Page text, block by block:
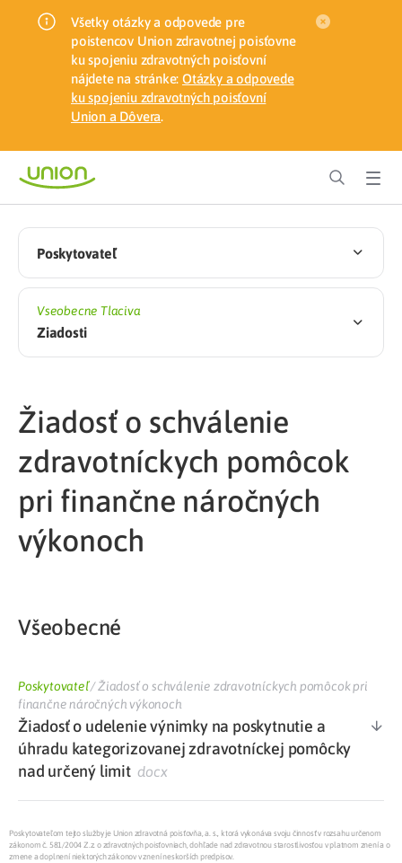
Všetky otázky a odpovede pre
poistencov Union zdravotnej poisťovne
ku spojeniu zdravotných poisťovní
nájdete na stránke: Otázky a odpovede
ku spojeniu zdravotných poisťovní
Union a Dôvera.
Poskytovateľ
Vseobecne Tlaciva
Ziadosti
Žiadosť o schválenie
zdravotníckych pomôcok
pri finančne náročných
výkonoch
Všeobecné
Poskytovateľ/Žiadosť o schválenie zdravotníckych pomôcok pri
finančne náročných výkonoch
Žiadosť o udelenie výnimky na poskytnutie a
úhradu kategorizovanej zdravotníckej pomôcky
nad určený limitdocx
Poskytovateľom tejto služby je Union zdravotná poisťovňa, a. s., ktorá vykonáva svoju činnosť v rozsahu určenom
zákonom č. 581/2004 Z.z. o zdravotných poisťovniach, dohľade nad zdravotnou starostlivosťou v platnom znení a o
zmene a doplnení niektorých zákonov v znení neskorších predpisov.